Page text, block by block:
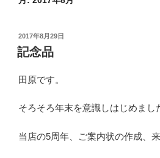
投
稿
日:
2017年8月29日
記念品
田原です。
そろそろ年末を意識しはじめまし
当店の5周年、ご案内状の作成、